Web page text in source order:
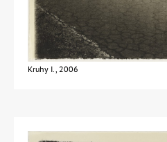
Kruhy I., 2006